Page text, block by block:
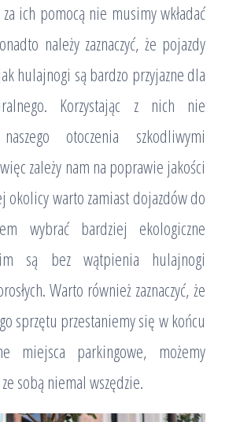
za ich pomocą nie musimy wkładać
należy zaznaczyć, że pojazdy
hulajnogi są bardzo przyjazne dla
Korzystając z nich nie
naszego otoczenia szkodliwymi
zależy nam na poprawie jakości
okolicy warto zamiast dojazdów do
wybrać bardziej ekologiczne
są bez wątpienia hulajnogi
Warto również zaznaczyć, że
sprzętu przestaniemy się w końcu
miejsca parkingowe, możemy
sobą niemal wszędzie.